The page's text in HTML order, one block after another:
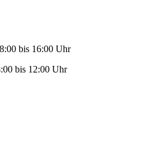
16:00 Uhr
Uhr